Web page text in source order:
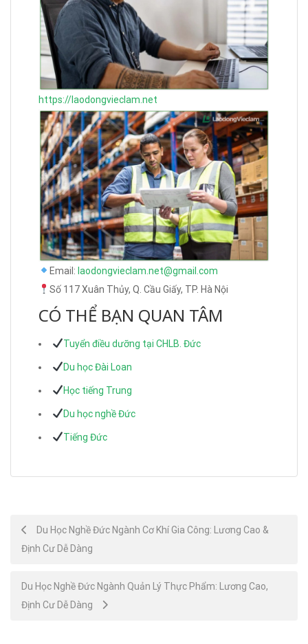
https://laodongvieclam.net
Email: laodongvieclam.net@gmail.com
Số 117 Xuân Thủy, Q. Cầu Giấy, TP. Hà Nội
CÓ THỂ BẠN QUAN TÂM
Tuyển điều dưỡng tại CHLB. Đức
Du học Đài Loan
Học tiếng Trung
Du học nghề Đức
Tiếng Đức
Post
navigation
Du Học Nghề Đức Ngành Cơ Khí Gia Công: Lương Cao &
Định Cư Dễ Dàng
Du Học Nghề Đức Ngành Quản Lý Thực Phẩm: Lương Cao,
Định Cư Dễ Dàng